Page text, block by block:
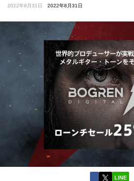
2022年8月31日 2022年8月31日
LINE